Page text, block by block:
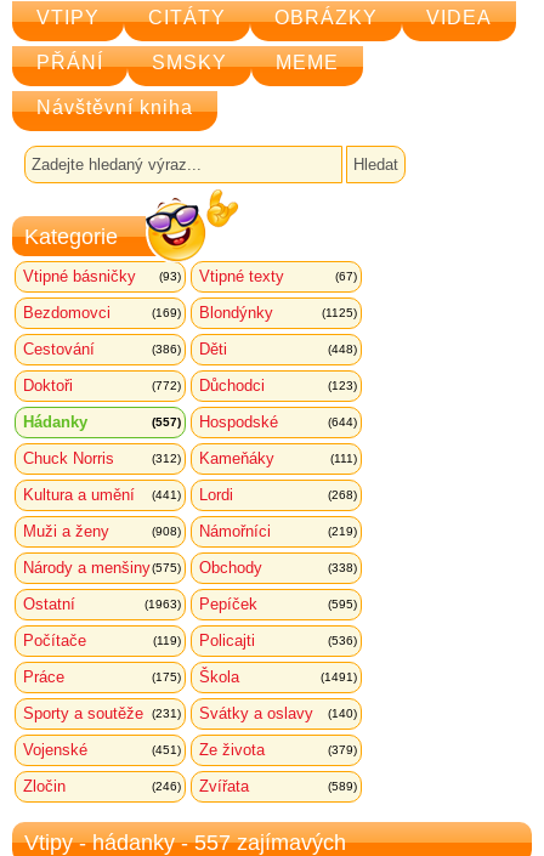
VTIPY CITÁTY OBRÁZKY VIDEA
PŘÁNÍ SMSKY MEME
Návštěvní kniha
Kategorie
Vtipné básničky (93) Vtipné texty (67)
Bezdomovci (169) Blondýnky (1125)
Cestování (386) Děti (448)
Doktoři (772) Důchodci (123)
Hádanky (557) Hospodské (644)
Chuck Norris (312) Kameňáky (111)
Kultura a umění (441) Lordi (268)
Muži a ženy (908) Námořníci (219)
Národy a menšiny(575) Obchody (338)
Ostatní (1963) Pepíček (595)
Počítače (119) Policajti (536)
Práce (175) Škola (1491)
Sporty a soutěže (231) Svátky a oslavy (140)
Vojenské (451) Ze života (379)
Zločin (246) Zvířata (589)
Vtipy - hádanky - 557 zajímavých